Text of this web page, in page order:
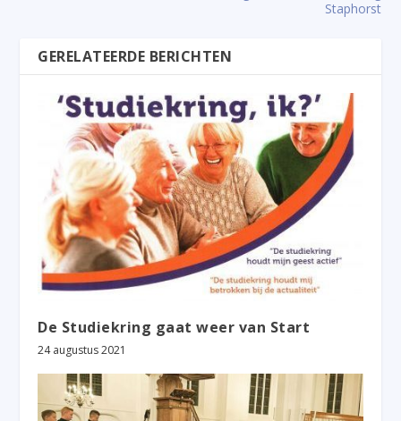
Staphorst
GERELATEERDE BERICHTEN
De Studiekring gaat weer van Start
24 augustus 2021